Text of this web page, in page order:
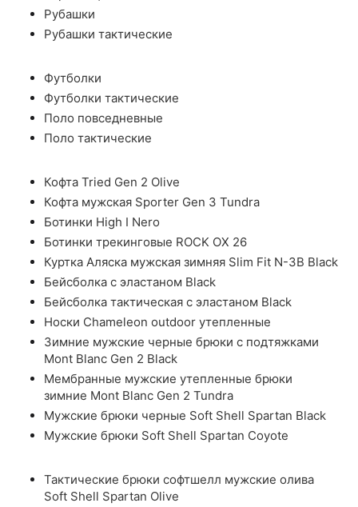
Рубашки
Рубашки тактические
Футболки
Футболки тактические
Поло повседневные
Поло тактические
Кофта Tried Gen 2 Olive
Кофта мужская Sporter Gen 3 Tundra
Ботинки High I Nero
Ботинки трекинговые ROCK OX 26
Куртка Аляска мужская зимняя Slim Fit N-3B Black
Бейсболка с эластаном Black
Бейсболка тактическая с эластаном Black
Носки Chameleon outdoor утепленные
Зимние мужские черные брюки с подтяжками
Mont Blanc Gen 2 Black
Мембранные мужские утепленные брюки
зимние Mont Blanc Gen 2 Tundra
Мужские брюки черные Soft Shell Spartan Black
Мужские брюки Soft Shell Spartan Coyote
Тактические брюки софтшелл мужские олива
Soft Shell Spartan Olive